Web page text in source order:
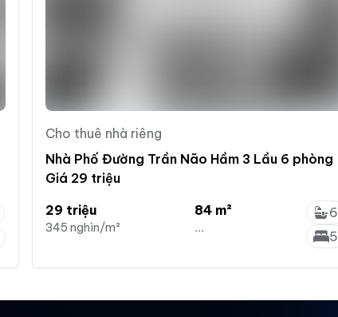
Cho thuê nhà riêng
Nhà Phố Đường Trần Não Hầm 3 Lầu 6 phòng
Giá 29 triệu
29 triệu
345 nghìn/m²
84 m²
...
6
5